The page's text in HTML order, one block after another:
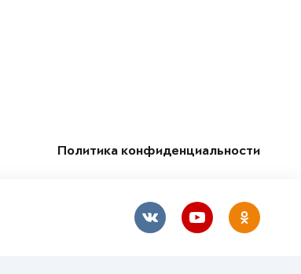
Политика конфиденциальности